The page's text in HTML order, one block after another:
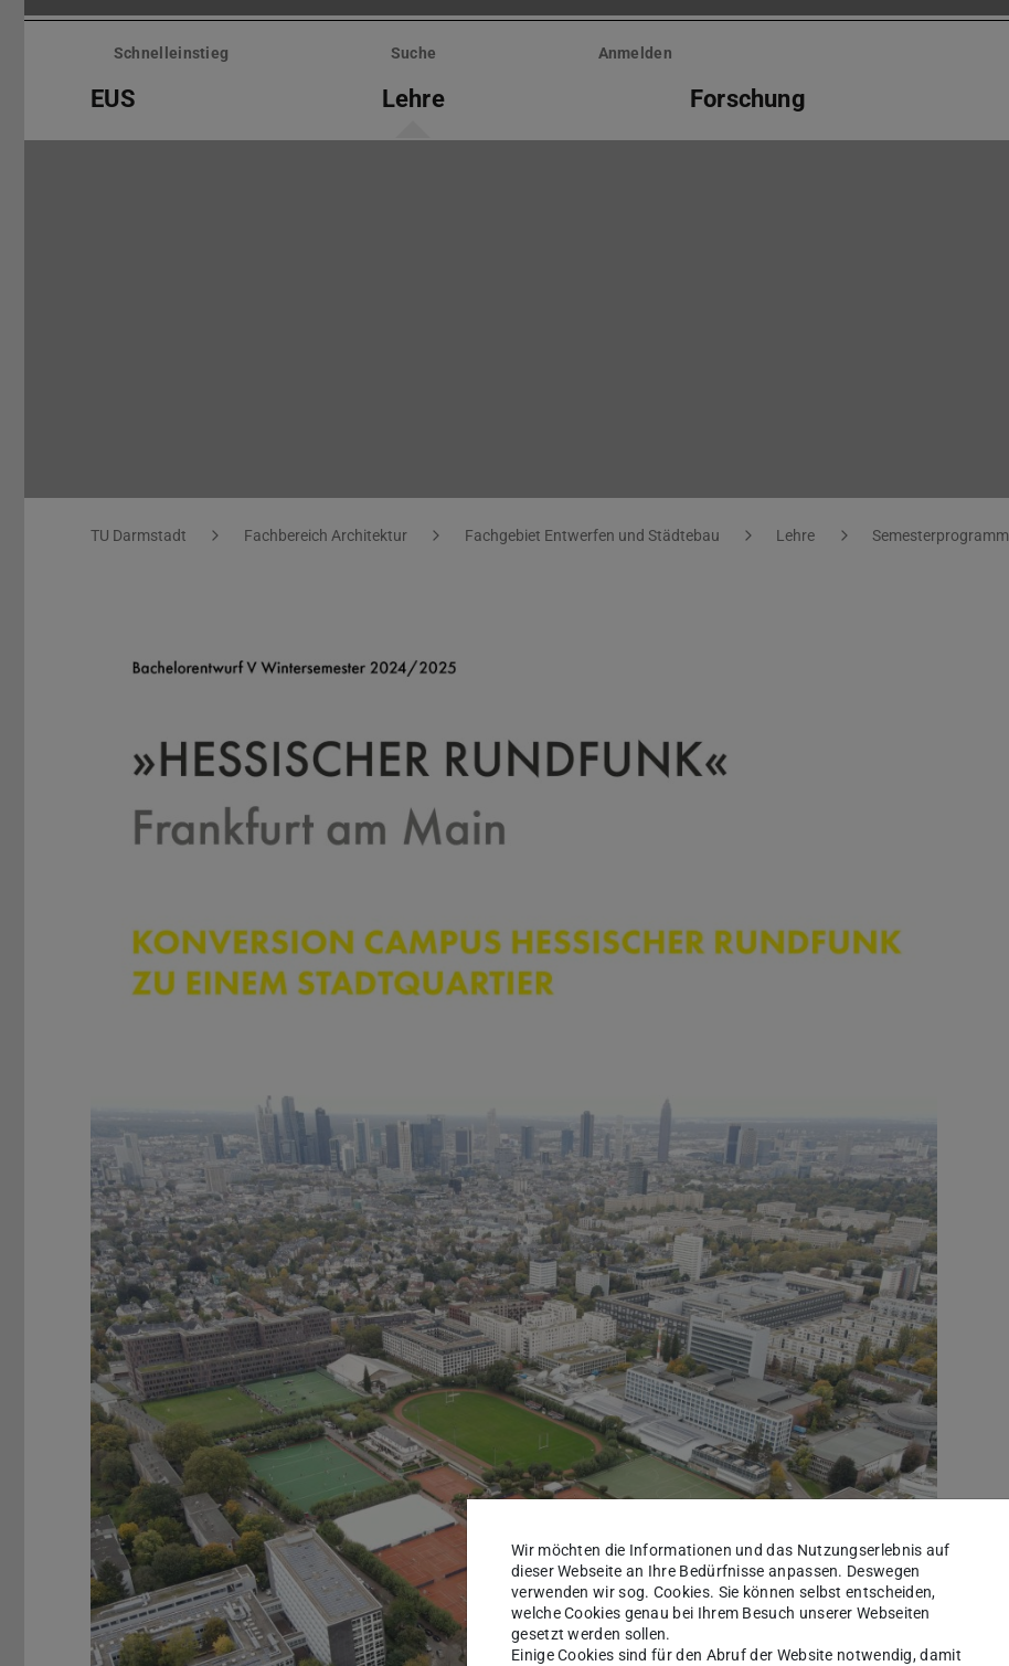
Menü
überspringenSchnelleinstieg Suche Anmelden
EUS Lehre Forschung
Sie befinden sich hier:
TU Darmstadt Fachbereich Architektur Fachgebiet Entwerfen und Städtebau Lehre Semesterprogramm
Wir möchten die Informationen und das Nutzungserlebnis auf
dieser Webseite an Ihre Bedürfnisse anpassen. Deswegen
verwenden wir sog. Cookies. Sie können selbst entscheiden,
welche Cookies genau bei Ihrem Besuch unserer Webseiten
gesetzt werden sollen.
Einige Cookies sind für den Abruf der Website notwendig, damit